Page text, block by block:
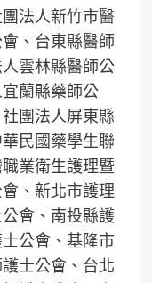
法人新竹市醫
、台東縣醫師
雲林縣醫師公
蘭縣藥師公
團法人屏東縣
民國藥學生聯
業衛生護理暨
、新北市護理
會、南投縣護
公會、基隆市
士公會、台北